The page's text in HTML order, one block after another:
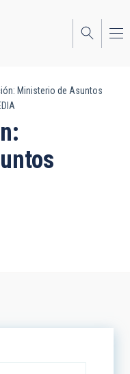
Ministerio de Asuntos